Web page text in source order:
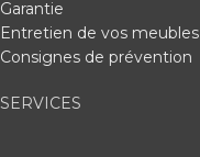
Garantie
Entretien de vos meubles
Consignes de prévention
SERVICES